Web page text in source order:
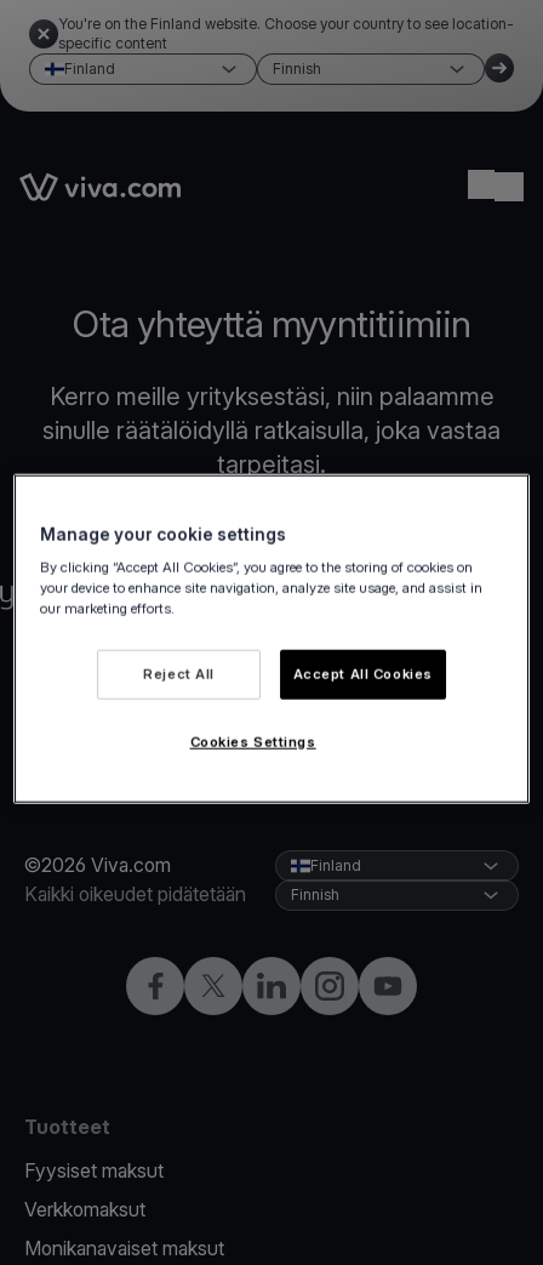
You're on the Finland website. Choose your country to see location-
specific content
Finland
Finnish
Link to the homepage
Ota yhteyttä myyntitiimiin
Kerro meille yrityksestäsi, niin palaamme
sinulle räätälöidyllä ratkaisulla, joka vastaa
tarpeitasi.
©2026 Viva.com
Kaikki oikeudet pidätetään
Facebook
X LinkedInInstagramYouTube
Finland
Finnish
Tuotteet
Fyysiset maksut
Verkkomaksut
Monikanavaiset maksut
Manage your cookie settings
By clicking “Accept All Cookies”, you agree to the storing of cookies on
your device to enhance site navigation, analyze site usage, and assist in
our marketing efforts.
Reject All Accept All Cookies
Cookies Settings